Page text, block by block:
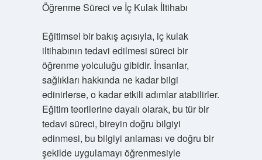
Öğrenme Süreci ve İç Kulak İltihabı
Eğitimsel bir bakış açısıyla, iç kulak
iltihabının tedavi edilmesi süreci bir
öğrenme yolculuğu gibidir. İnsanlar,
sağlıkları hakkında ne kadar bilgi
edinirlerse, o kadar etkili adımlar atabilirler.
Eğitim teorilerine dayalı olarak, bu tür bir
tedavi süreci, bireyin doğru bilgiyi
edinmesi, bu bilgiyi anlaması ve doğru bir
şekilde uygulamayı öğrenmesiyle